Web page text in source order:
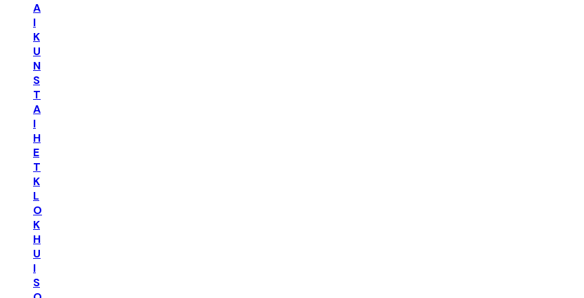
A
I
K
U
N
S
T
A
I
H
E
T
K
L
O
K
H
U
I
S